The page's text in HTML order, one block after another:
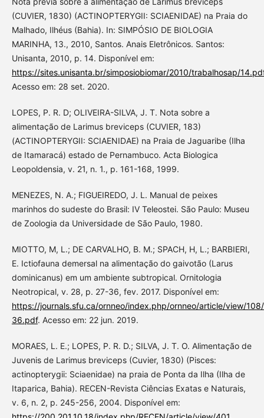
(CUVIER, 1830) (ACTINOPTERYGII: SCIAENIDAE) na Praia do
Malhado, Ilhéus (Bahia). In: SIMPÓSIO DE BIOLOGIA
MARINHA, 13., 2010, Santos. Anais Eletrônicos. Santos:
Unisanta, 2010, p. 14. Disponível em:
https://sites.unisanta.br/simposiobiomar/2010/trabalhosap/
Acesso em: 28 set. 2020.
LOPES, P. R. D; OLIVEIRA-SILVA, J. T. Nota sobre a
alimentação de Larimus breviceps (CUVIER, 183)
(ACTINOPTERYGII: SCIAENIDAE) na Praia de Jaguaribe (Ilha
de Itamaracá) estado de Pernambuco. Acta Biologica
Leopoldensia, v. 21, n. 1., p. 161-168, 1999.
MENEZES, N. A.; FIGUEIREDO, J. L. Manual de peixes
marinhos do sudeste do Brasil: IV Teleostei. São Paulo: Museu
de Zoologia da Universidade de São Paulo, 1980.
MIOTTO, M, L.; DE CARVALHO, B. M.; SPACH, H, L.; BARBIERI,
E. Ictiofauna demersal na alimentação do gaivotão (Larus
dominicanus) em um ambiente subtropical. Ornitologia
Neotropical, v. 28, p. 27-36, fev. 2017. Disponível em:
https://journals.sfu.ca/ornneo/index.php/ornneo/article/view/
36.pdf. Acesso em: 22 jun. 2019.
MORAES, L. E.; LOPES, P. R. D.; SILVA, J. T. O. Alimentação de
Juvenis de Larimus breviceps (Cuvier, 1830) (Pisces:
actinopterygii: Sciaenidae) na praia de Ponta da Ilha (Ilha de
Itaparica, Bahia). RECEN-Revista Ciências Exatas e Naturais,
v. 6, n. 2, p. 245-256, 2004. Disponível em: